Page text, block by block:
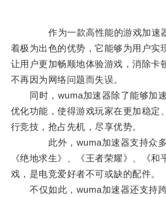
作为一款高性能的游戏加速器
着极为出色的优势，它能够为用户实
让用户更加畅顺地体验游戏，消除卡
不再因为网络问题而失误。
同时，wuma加速器除了能够加速
优化功能，使得游戏玩家在更加稳定
行竞技，抢占先机，尽享优势。
此外，wuma加速器支持众多
《绝地求生》、《王者荣耀》、《和
戏，是电竞爱好者不可或缺的配件。
不仅如此，wuma加速器还支持跨